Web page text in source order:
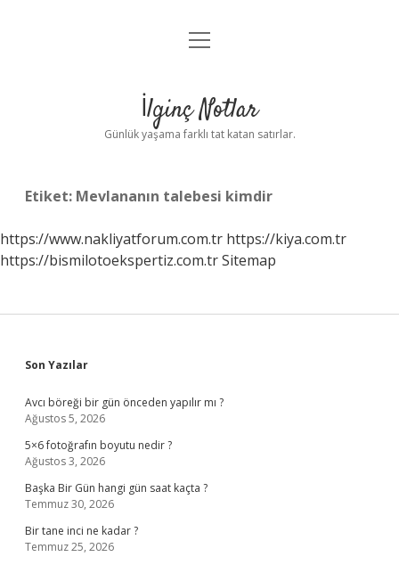
Anasayfa
Yasal Uyarı
menüyü
İlginç Notlar
Günlük yaşama farklı tat katan satırlar.
Etiket: Mevlananın talebesi kimdir
https://www.nakliyatforum.com.tr https://kiya.com.tr
https://bismilotoekspertiz.com.trSitemap
Sidebar
Son Yazılar
Avcı böreği bir gün önceden yapılır mı ?
Ağustos 5, 2026
5×6 fotoğrafın boyutu nedir ?
Ağustos 3, 2026
Başka Bir Gün hangi gün saat kaçta ?
Temmuz 30, 2026
Bir tane inci ne kadar ?
Temmuz 25, 2026